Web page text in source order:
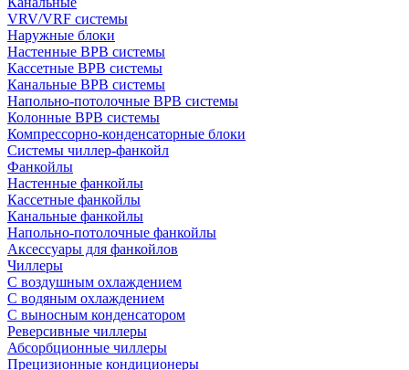
VRV/VRF системы
Наружные блоки
Настенные ВРВ системы
Кассетные ВРВ системы
Канальные ВРВ системы
Напольно-потолочные ВРВ системы
Колонные ВРВ системы
Компрессорно-конденсаторные блоки
Системы чиллер-фанкойл
Фанкойлы
Настенные фанкойлы
Кассетные фанкойлы
Канальные фанкойлы
Напольно-потолочные фанкойлы
Аксессуары для фанкойлов
Чиллеры
С воздушным охлаждением
С водяным охлаждением
С выносным конденсатором
Реверсивные чиллеры
Абсорбционные чиллеры
Прецизионные кондиционеры